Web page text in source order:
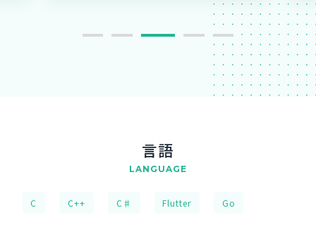
言語
LANGUAGE
C C++ C♯ Flutter Go